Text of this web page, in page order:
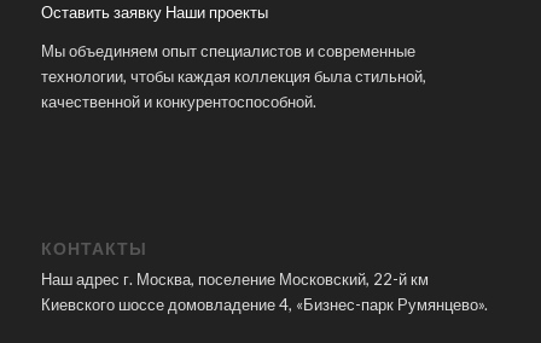
Оставить заявку Наши проекты
Мы объединяем опыт специалистов и современные
технологии, чтобы каждая коллекция была стильной,
качественной и конкурентоспособной.
КОНТАКТЫ
Наш адрес г. Москва, поселение Московский, 22-й км
Киевского шоссе домовладение 4, «Бизнес-парк Румянцево».